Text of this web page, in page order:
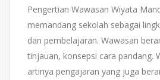
Pengertian Wawasan Wiyata
memandang sekolah sebagai
dan pembelajaran. Wawasan
tinjauan, konsepsi cara pandang.
artinya pengajaran yang juga